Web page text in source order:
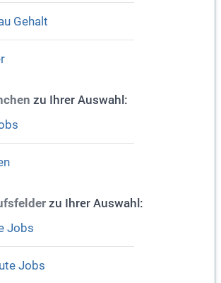
Gehalt
zu Ihrer Auswahl:
zu Ihrer Auswahl:
Jobs
Jobs